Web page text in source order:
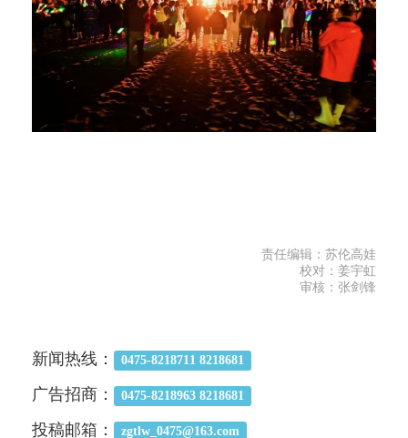
责任编辑：苏伦高娃
校对：姜宇虹
审核：张剑锋
新闻热线： 0475-8218711 8218681
广告招商： 0475-8218963 8218681
投稿邮箱： zgtlw_0475@163.com